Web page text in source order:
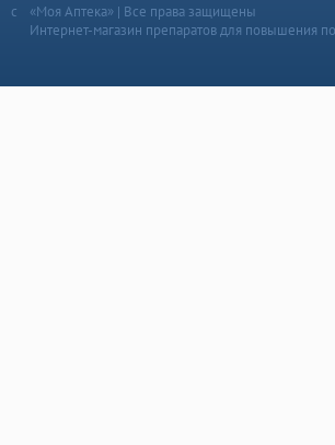
«Моя Аптека» | Все права защищены
Интернет-магазин препаратов для повышения